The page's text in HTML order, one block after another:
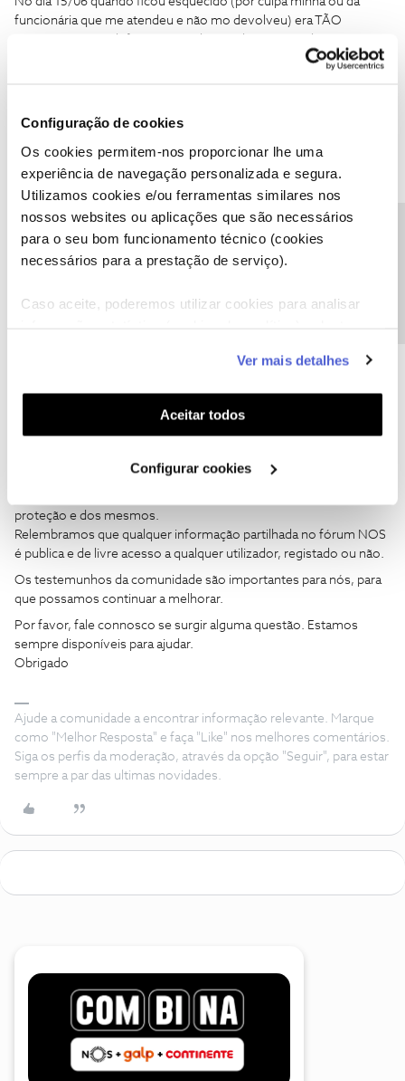
Configuração de cookies
Os cookies permitem-nos proporcionar lhe uma
experiência de navegação personalizada e segura.
Utilizamos cookies e/ou ferramentas similares nos
nossos websites ou aplicações que são necessários
para o seu bom funcionamento técnico (cookies
necessários para a prestação de serviço).
Caso aceite, poderemos utilizar cookies para analisar
funcionalidades (cookies de personalização e
funcionalidade) e adaptar anúncios aos seus interesses
(cookies de publicidade personalizada). Pode gerir a
utilização dos cookies clicando em "Configurar
Ver mais detalhes
Aceitar todos
Configurar cookies
funcionária que me atendeu e não mo devolveu) era TÃO
buscá-lo ? Em quase 30 dias não houve 2 minutos para verem o
cartão de cidadão ?
revoltado com esta situação.
Carlos Teixeira
Cliente C*********
Telemóvel 91*********
************@gmail.com
Agradecemos a sua mensagem@carlos t.
proteção e dos mesmos.
Relembramos que qualquer informação partilhada no fórum NOS
é publica e de livre acesso a qualquer utilizador, registado ou não.
Os testemunhos da comunidade são importantes para nós, para
que possamos continuar a melhorar.
Por favor, fale connosco se surgir alguma questão. Estamos
sempre disponíveis para ajudar.
​​​​​​​Obrigado
Ajude a comunidade a encontrar informação relevante. Marque
como "Melhor Resposta" e faça "Like" nos melhores comentários.
Siga os perfis da moderação, através da opção "Seguir", para estar
sempre a par das ultimas novidades.